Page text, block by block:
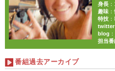
身長：
趣味：
特技：
twitter
blog ：
担当番
番組過去アーカイブ